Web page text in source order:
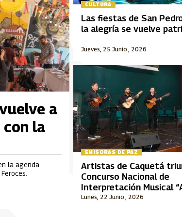
la agenda
a
con la
CULTURA
Jueves, 25 Junio , 2026
Las fiestas de San
la alegría se vuelve
EMISORAS DE PAZ
Lunes, 22 Junio , 2026
Artistas de Caquetá
Concurso Nacional de
Interpretación Musical
Durán Plazas”